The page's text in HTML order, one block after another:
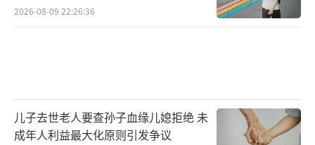
2026-08-09 22:26:36
儿子去世老人要查孙子血缘儿媳拒绝 未
成年人利益最大化原则引发争议